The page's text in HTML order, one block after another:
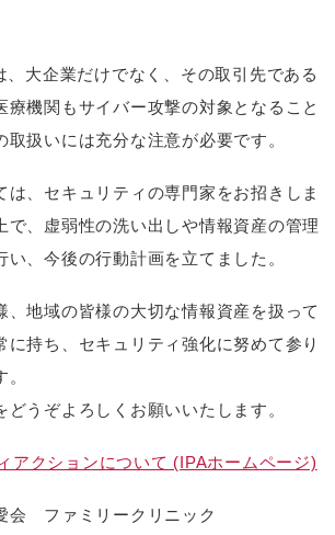
、大企業だけでなく、その取引先である
療機関もサイバー攻撃の対象となること
取扱いには充分な注意が必要です。
は、セキュリティの専門家をお招きしま
で、虚弱性の洗い出しや情報資産の管理
い、今後の行動計画を立てました。
、地域の皆様の大切な情報資産を扱って
に持ち、セキュリティ強化に努めて参り
うぞよろしくお願いいたします。
アクションについて (IPAホームページ)
会 ファミリークリニック